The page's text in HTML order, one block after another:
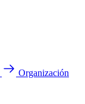
Organización